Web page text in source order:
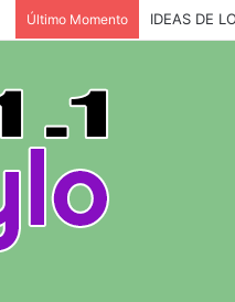
Último Momento IDEAS DE